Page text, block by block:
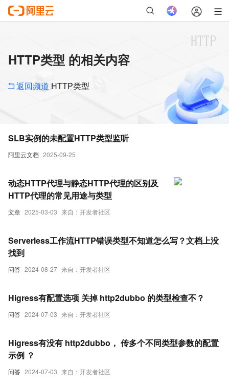
HTTP类型 的相关内容
返回频道 HTTP类型
阿里云文档 2025-09-25
SLB实例的未配置HTTP类型监听
文章 2025-03-03 来自：开发者社区
动态HTTP代理与静态HTTP代理的区别及
HTTP代理的常见用途与类型
问答 2024-08-27 来自：开发者社区
Serverless工作流HTTP错误类型不知道怎么写？文档上没
找到
问答 2024-07-03 来自：开发者社区
Higress有配置选项 关掉 http2dubbo 的类型检查不？
问答 2024-07-03 来自：开发者社区
Higress有没有 http2dubbo， 传多个不同类型参数的配置
示例 ？